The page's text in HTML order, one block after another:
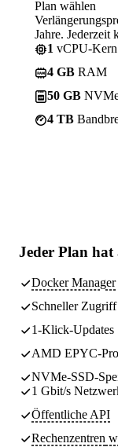
Plan wählen
Jahre. Jederzeit
1 vCPU-Kern
4 GB RAM
50 GB
4 TB
Jeder Plan hat
Docker Manager
Schneller
1-Klick-Updates
AMD EPYC-
NVMe-SSD-
1 Gbit/s
Öffentliche API
Rechenzentren